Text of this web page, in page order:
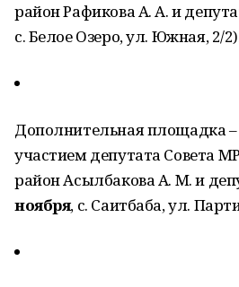
район Рафикова А. А. и
с. Белое Озеро, ул. Южная, 2/
Дополнительная площадка –
участием депутата Совета
район Асылбакова А. М. и
ноября, с. Саитбаба, ул.